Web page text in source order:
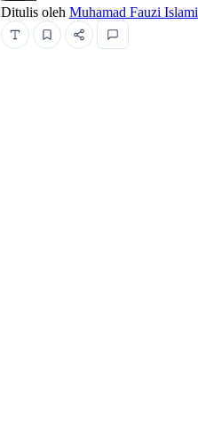
Ditulis oleh Muhamad Fauzi Islami